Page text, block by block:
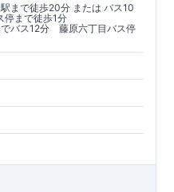
まで徒歩20分 または バス10
まで徒歩1分
バス12分 藤原六丁目バス停